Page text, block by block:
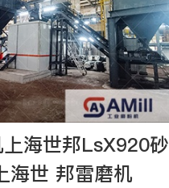
海世邦LsX920砂
海世 邦雷磨机